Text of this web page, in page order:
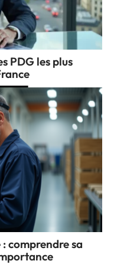
PDG les plus
comprendre sa